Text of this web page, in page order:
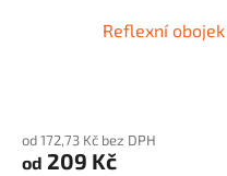
Reflexní
od 172,73 Kč bez DPH
od 209 Kč